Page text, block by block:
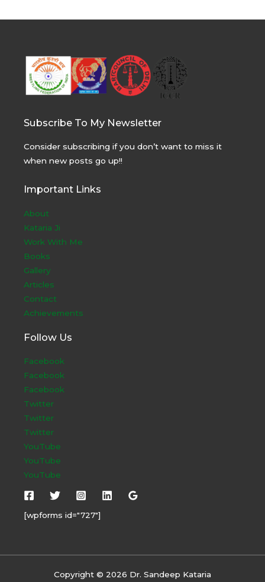
Subscribe To My Newsletter
Consider subscribing if you don’t want to miss it
when new posts go up!!
Important Links
About
Kataria Ji
Work With Me
Books
Gallery
Articles
Contact
Achievements
Follow Us
Facebook
Facebook
Facebook
Twitter
Twitter
Twitter
YouTube
YouTube
YouTube
[wpforms id="727"]
Copyright © 2026 Dr. Sandeep Kataria